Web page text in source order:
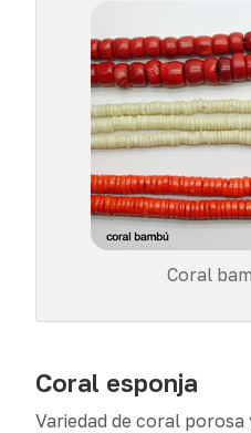
Coral
Coral esponja
Variedad de coral